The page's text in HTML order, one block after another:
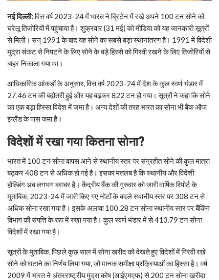
नई दिल्‍ली:वित्त वर्ष 2023-24 में भारत ने ब्रिटेन में रखे अपने 100 टन सोने को
घरेलू तिजोरियों में पहुंचाया है। शुक्रवार (31 मई) को मीडिया को यह जानकारी सूत्रों
से मिली। सन् 1991 के बाद यह सोने का सबसे बड़ा स्थानांतरण है। 1991 में विदेशी
मुद्रा संकट से निपटने के लिए सोने के बड़े हिस्से को गिरवी रखने के लिए तिजोरियों से
बाहर निकाला गया था।
आधिकारिक आंकड़ों के अनुसार, वित्त वर्ष 2023-24 में देश के कुल स्वर्ण भंडार में
27.46 टन की बढ़ोतरी हुई और यह बढ़कर 822 टन हो गया। सूत्रों ने कहा कि सोने
का एक बड़ा हिस्सा विदेश में जमा है। अन्य देशों की तरह भारत का सोना भी बैंक ऑफ
इंग्लैंड के पास जमा है।
विदेशों में रखा गया कितना सोना?
भारत में 100 टन सोना वापस आने से स्थानीय स्तर पर संग्रहीत सोने की कुल मात्रा
बढ़कर 408 टन से अधिक हो गई है। इसका मतलब है कि स्थानीय और विदेशी
होल्डिंग अब लगभग बराबर है। केंद्रीय बैंक की गुरुवार को जारी वार्षिक रिपोर्ट के
मुताबिक, 2023-24 में जारी किए गए नोटों के बदले स्थानीय स्तर पर 308 टन से
अधिक सोना रखा गया है। इसके अलावा 100.28 टन सोना स्थानीय स्तर पर बैंकिंग
विभाग की संपत्ति के रूप में रखा गया है। कुल स्वर्ण भंडार में से 413.79 टन सोना
विदेशों में रखा गया है।
सूत्रों के मुताबिक, पिछले कुछ साल में सोना खरीद को देखते हुए विदेशों में गिरवी रखे
सोने को घटाने का निर्णय लिया गया, जो मानक समीक्षा प्रक्रियाओं का हिस्सा है। वर्ष
2009 में भारत ने अंतरराष्ट्रीय मुद्रा कोष (आईएमएफ) से 200 टन सोना खरीदा